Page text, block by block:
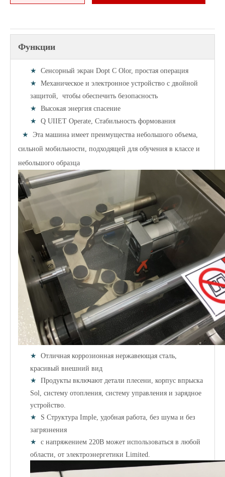
Функции
★ Сенсорный экран Dopt C Olor, простая операция
★ Механическое и электронное устройство с двойной
защитой, чтобы обеспечить безопасность
★ Высокая энергия спасение
★ Q UIIET Operate, Стабильность формования
★ Эта машина имеет преимущества небольшого объема,
сильной мобильности, подходящей для обучения в классе и
небольшого образца
★ Отличная коррозионная нержавеющая сталь,
красивый внешний вид
★ Продукты включают детали плесени, корпус впрыска
Sol, систему отопления, систему управления и зарядное
устройство.
★ S Структура Imple, удобная работа, без шума и без
загрязнения
★ с напряжением 220В может использоваться в любой
области, от электроэнергетики Limited.